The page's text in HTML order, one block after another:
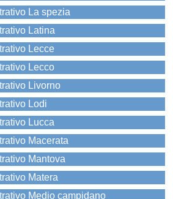
La spezia
Latina
Lecce
Lecco
Livorno
Lodi
Lucca
Macerata
Mantova
Matera
Medio campidano